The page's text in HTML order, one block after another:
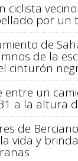
ciclista
por un
de
de la
cinturón
entre un
a la altura
de
vida y